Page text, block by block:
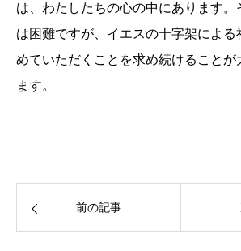
は、わたしたちの心の中にあります。
は困難ですが、イエスの十字架による
めていただくことを求め続けることが
ます。
前の記事